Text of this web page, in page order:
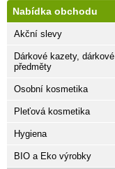
Nabídka obchodu
Akční slevy
Dárkové kazety, dárkové
předměty
Osobní kosmetika
Pleťová kosmetika
Hygiena
BIO a Eko výrobky